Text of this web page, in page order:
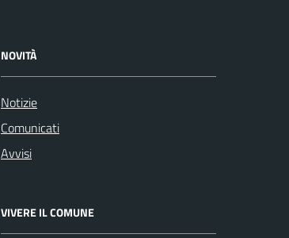
NOVITÀ
Notizie
Comunicati
Avvisi
VIVERE IL COMUNE